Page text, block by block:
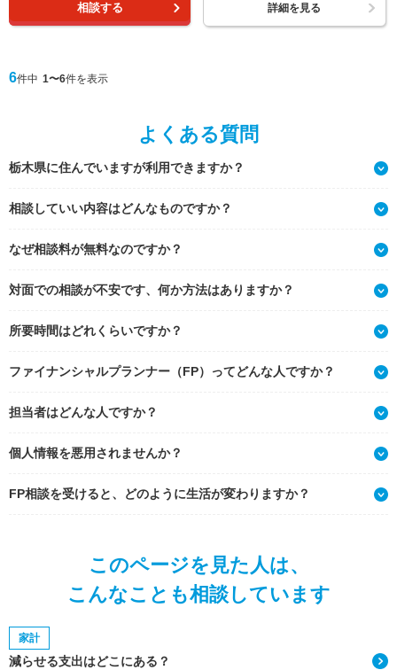
相談する 詳細を見る
6件中 1〜6件を表示
よくある質問
栃木県に住んでいますが利用できますか？
相談していい内容はどんなものですか？
なぜ相談料が無料なのですか？
対面での相談が不安です、何か方法はありますか？
所要時間はどれくらいですか？
ファイナンシャルプランナー（FP）ってどんな人ですか？
担当者はどんな人ですか？
個人情報を悪用されませんか？
FP相談を受けると、どのように生活が変わりますか？
このページを見た人は、
こんなことも相談しています
家計
減らせる支出はどこにある？